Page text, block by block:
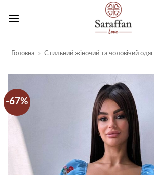
Головна » Стильний жіночий та чоловічий одяг
-67%